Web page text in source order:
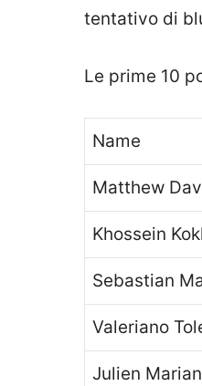
tentativo di
Le prime 10
Name
Matthew
Khossein
Sebastian
Valeriano
Julien